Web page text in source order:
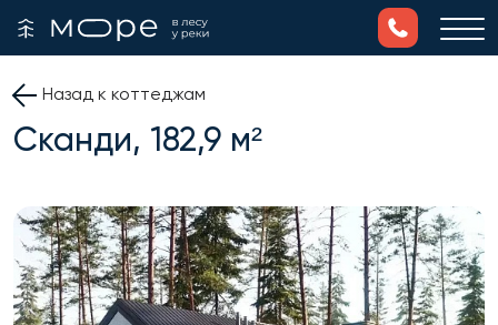
Назад к коттеджам
Сканди, 182,9 м²